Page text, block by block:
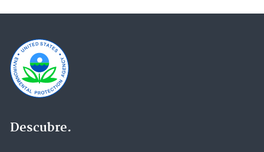
Descubre.